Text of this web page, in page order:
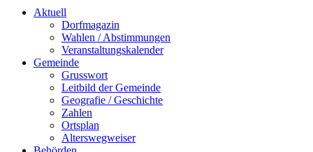
Aktuell
Dorfmagazin
Wahlen / Abstimmungen
Veranstaltungskalender
Gemeinde
Grusswort
Leitbild der Gemeinde
Geografie / Geschichte
Zahlen
Ortsplan
Alterswegweiser